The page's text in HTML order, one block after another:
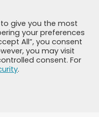
5 … 9 →
give you the most
your preferences
All”, you consent
you may visit
consent. For
.